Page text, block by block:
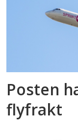
Posten
flyfrakt